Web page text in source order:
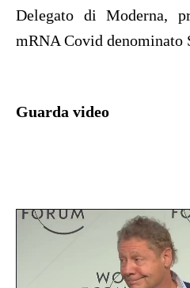
Delegato di Moderna,
mRNA Covid denominato
Guarda video